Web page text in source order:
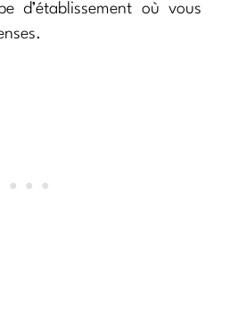
d’établissement où vous